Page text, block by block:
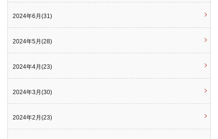
2024年6月(31)
2024年5月(28)
2024年4月(23)
2024年3月(30)
2024年2月(23)